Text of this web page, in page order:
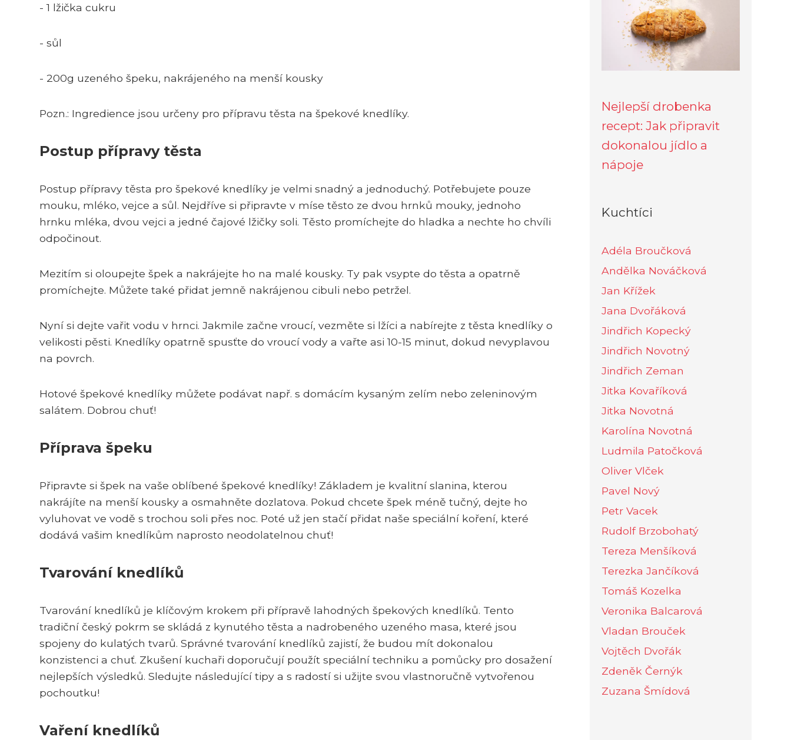
- 1 lžička cukru
- sůl
- 200g uzeného špeku, nakrájeného na menší kousky
Pozn.: Ingredience jsou určeny pro přípravu těsta na špekové knedlíky.
Postup přípravy těsta
Postup přípravy těsta pro špekové knedlíky je velmi snadný a jednoduchý. Potřebujete pouze
mouku, mléko, vejce a sůl. Nejdříve si připravte v míse těsto ze dvou hrnků mouky, jednoho
hrnku mléka, dvou vejci a jedné čajové lžičky soli. Těsto promíchejte do hladka a nechte ho chvíli
odpočinout.
Mezitím si oloupejte špek a nakrájejte ho na malé kousky. Ty pak vsypte do těsta a opatrně
promíchejte. Můžete také přidat jemně nakrájenou cibuli nebo petržel.
Nyní si dejte vařit vodu v hrnci. Jakmile začne vroucí, vezměte si lžíci a nabírejte z těsta knedlíky o
velikosti pěsti. Knedlíky opatrně spusťte do vroucí vody a vařte asi 10-15 minut, dokud nevyplavou
na povrch.
Hotové špekové knedlíky můžete podávat např. s domácím kysaným zelím nebo zeleninovým
salátem. Dobrou chuť!
Příprava špeku
Připravte si špek na vaše oblíbené špekové knedlíky! Základem je kvalitní slanina, kterou
nakrájíte na menší kousky a osmahněte dozlatova. Pokud chcete špek méně tučný, dejte ho
vyluhovat ve vodě s trochou soli přes noc. Poté už jen stačí přidat naše speciální koření, které
dodává vašim knedlíkům naprosto neodolatelnou chuť!
Tvarování knedlíků
Tvarování knedlíků je klíčovým krokem při přípravě lahodných špekových knedlíků. Tento
tradiční český pokrm se skládá z kynutého těsta a nadrobeného uzeného masa, které jsou
spojeny do kulatých tvarů. Správné tvarování knedlíků zajistí, že budou mít dokonalou
konzistenci a chuť. Zkušení kuchaři doporučují použít speciální techniku a pomůcky pro dosažení
nejlepších výsledků. Sledujte následující tipy a s radostí si užijte svou vlastnoručně vytvořenou
pochoutku!
Vaření knedlíků
Nejlepší drobenka
recept: Jak připravit
dokonalou jídlo a
nápoje
Kuchtíci
Adéla Broučková
Andělka Nováčková
Jan Křížek
Jana Dvořáková
Jindřich Kopecký
Jindřich Novotný
Jindřich Zeman
Jitka Kovaříková
Jitka Novotná
Karolína Novotná
Ludmila Patočková
Oliver Vlček
Pavel Nový
Petr Vacek
Rudolf Brzobohatý
Tereza Menšíková
Terezka Jančíková
Tomáš Kozelka
Veronika Balcarová
Vladan Brouček
Vojtěch Dvořák
Zdeněk Černýk
Zuzana Šmídová